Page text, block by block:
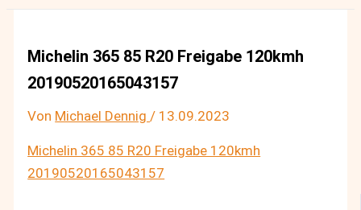
Michelin 365 85 R20 Freigabe 120kmh
20190520165043157
Von Michael Dennig/ 13.09.2023
Michelin 365 85 R20 Freigabe 120kmh
20190520165043157